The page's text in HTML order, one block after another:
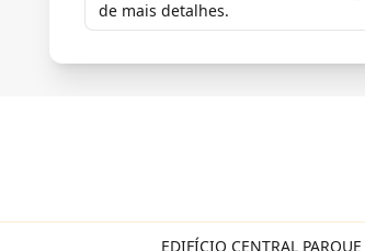
EDIFÍCIO CENTRAL PARQUE